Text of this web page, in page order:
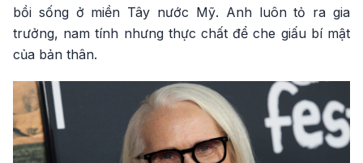
bồi sống ở miền Tây nước Mỹ. Anh luôn tỏ ra gia
trưởng, nam tính nhưng thực chất để che giấu bí mật
của bản thân.